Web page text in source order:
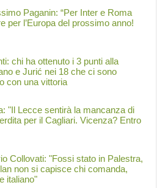
Paganin: “Per Inter e Roma
per l’Europa del prossimo anno!
chi ha ottenuto i 3 punti alla
e Jurić nei 18 che ci sono
con una vittoria
"Il Lecce sentirà la mancanza di
per il Cagliari. Vicenza? Entro
Collovati: "Fossi stato in Palestra,
non si capisce chi comanda,
italiano"